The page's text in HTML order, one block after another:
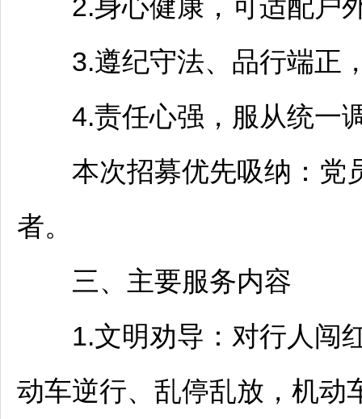
2.身心健康，可适配户
3.遵纪守法、品行端正
4.责任心强，服从统一
本次招募优先吸纳：党
者。
三、主要服务内容
1.文明劝导：对行人闯红
动车逆行、乱停乱放，机动